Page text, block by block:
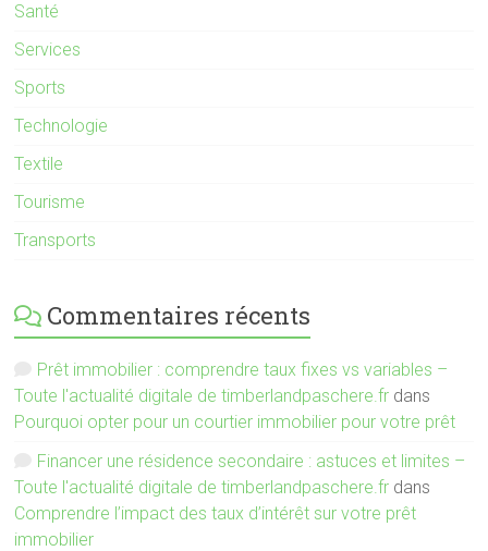
Santé
Services
Sports
Technologie
Textile
Tourisme
Transports
Commentaires récents
Prêt immobilier : comprendre taux fixes vs variables –
Toute l'actualité digitale de timberlandpaschere.fr dans
Pourquoi opter pour un courtier immobilier pour votre prêt
Financer une résidence secondaire : astuces et limites –
Toute l'actualité digitale de timberlandpaschere.fr dans
Comprendre l’impact des taux d’intérêt sur votre prêt
immobilier